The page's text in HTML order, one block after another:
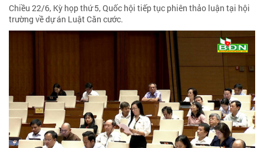
Chiều 22/6, Kỳ họp thứ 5, Quốc hội tiếp tục phiên thảo luận tại hội
trường về dự án Luật Căn cước.